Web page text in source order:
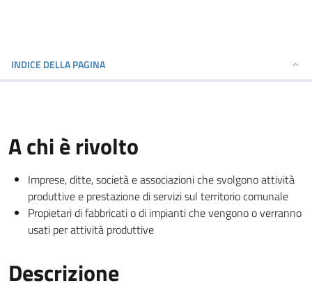
INDICE DELLA PAGINA
A chi è rivolto
Imprese, ditte, società e associazioni che svolgono attività
produttive e prestazione di servizi sul territorio comunale
Propietari di fabbricati o di impianti che vengono o verranno
usati per attività produttive
Descrizione